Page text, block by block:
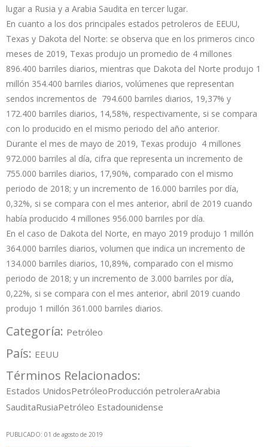
lugar a Rusia y a Arabia Saudita en tercer lugar.
En cuanto a los dos principales estados petroleros de EEUU,
Texas y Dakota del Norte: se observa que en los primeros cinco
meses de 2019, Texas produjo un promedio de 4 millones
896.400 barriles diarios, mientras que Dakota del Norte produjo 1
millón 354.400 barriles diarios, volúmenes que representan
sendos incrementos de 794.600 barriles diarios, 19,37% y
172.400 barriles diarios, 14,58%, respectivamente, si se compara
con lo producido en el mismo periodo del año anterior.
Durante el mes de mayo de 2019, Texas produjo 4 millones
972.000 barriles al día, cifra que representa un incremento de
755.000 barriles diarios, 17,90%, comparado con el mismo
periodo de 2018; y un incremento de 16.000 barriles por día,
0,32%, si se compara con el mes anterior, abril de 2019 cuando
había producido 4 millones 956.000 barriles por día.
En el caso de Dakota del Norte, en mayo 2019 produjo 1 millón
364.000 barriles diarios, volumen que indica un incremento de
134.000 barriles diarios, 10,89%, comparado con el mismo
periodo de 2018; y un incremento de 3.000 barriles por día,
0,22%, si se compara con el mes anterior, abril 2019 cuando
produjo 1 millón 361.000 barriles diarios.
Categoría: Petróleo
País: EEUU
Términos Relacionados:
Estados UnidosPetróleoProducción petroleraArabia
SauditaRusiaPetróleo Estadounidense
PUBLICADO: 01 de agosto de 2019